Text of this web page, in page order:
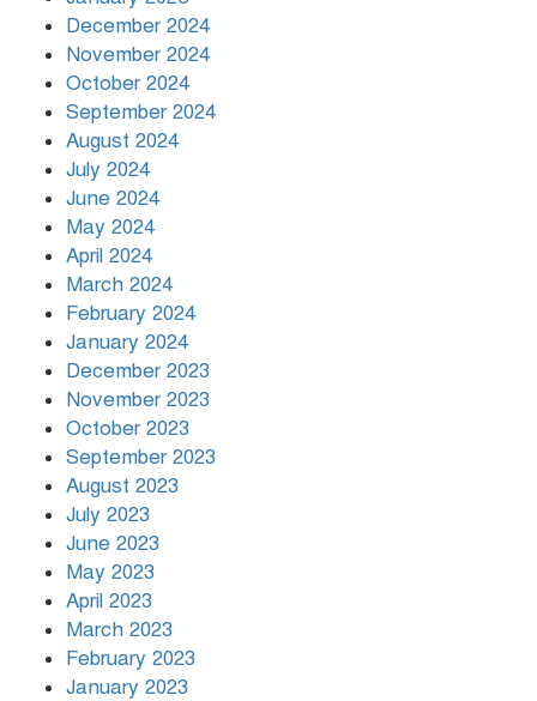
December 2024
November 2024
October 2024
September 2024
August 2024
July 2024
June 2024
May 2024
April 2024
March 2024
February 2024
January 2024
December 2023
November 2023
October 2023
September 2023
August 2023
July 2023
June 2023
May 2023
April 2023
March 2023
February 2023
January 2023